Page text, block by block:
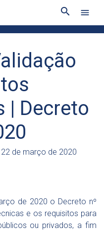
search menu
| Decreto
22 de março de 2020
de 2020 o Decreto nº
e os requisitos para
ou privados, a fim